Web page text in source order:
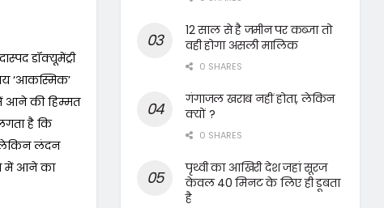
डॉक्यूमेंट्री
‘आकस्मिक’
में आने की हिम्मत
है कि
लेकिन लंदन
में आने का
12 साल से है जमीन पर कब्जा तो
वही होगा असली मालिक
0 SHARES
गंगाजल खराब नहीं होता, लेकिन
क्यों ?
0 SHARES
पृथ्वी का आखिरी देश जहां सूरज
केवल 40 मिनट के लिए ही डूबता
है